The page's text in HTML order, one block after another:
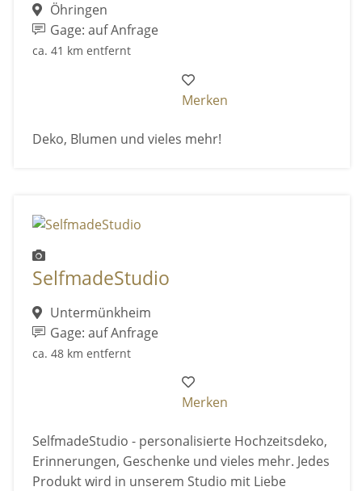
Öhringen
Gage: auf Anfrage
ca. 41 km entfernt
Merken
Deko, Blumen und vieles mehr!
SelfmadeStudio
Untermünkheim
Gage: auf Anfrage
ca. 48 km entfernt
Merken
SelfmadeStudio - personalisierte Hochzeitsdeko,
Erinnerungen, Geschenke und vieles mehr. Jedes
Produkt wird in unserem Studio mit Liebe